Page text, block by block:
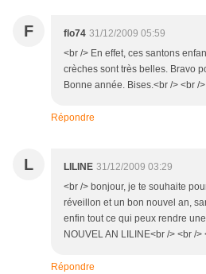
F flo74 31/12/2009 05:59
<br /> En effet, ces santons
crèches sont très belles. Bravo
Bonne année. Bises.<br /> <br /
Répondre
L LILINE 31/12/2009 03:29
<br /> bonjour, je te souhaite
réveillon et un bon nouvel an,
enfin tout ce qui peux rendre
NOUVEL AN LILINE<br /> <br />
Répondre